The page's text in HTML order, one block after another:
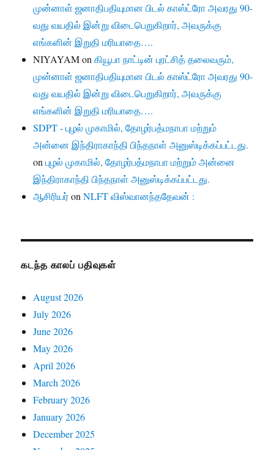
முன்னாள் ஜனாதிபதியுமான பிடல் காஸ்ட்ரோ அவரது 90-
வது வயதில் இன்று விடைபெறுகிறார், அவருக்கு
எங்களின் இறுதி மரியாதை….
NIYAYAMonகியூபா நாட்டின் புரட்சித் தலைவரும்,
முன்னாள் ஜனாதிபதியுமான பிடல் காஸ்ட்ரோ அவரது 90-
வது வயதில் இன்று விடைபெறுகிறார், அவருக்கு
எங்களின் இறுதி மரியாதை….
SDPT - புழல் முகாமில், தோழர்பத்மநாபா மற்றும்
அன்னை இந்திராகாந்தி பிந்தநாள் அனுஸ்டிக்கப்பட்டது.
onபுழல் முகாமில், தோழர்பத்மநாபா மற்றும் அன்னை
இந்திராகாந்தி பிந்தநாள் அனுஸ்டிக்கப்பட்டது.
ஆசிரியர்onNLFT விஸ்வானந்ததேவன் :
கடந்த காலப் பதிவுகள்
August 2026
July 2026
June 2026
May 2026
April 2026
March 2026
February 2026
January 2026
December 2025